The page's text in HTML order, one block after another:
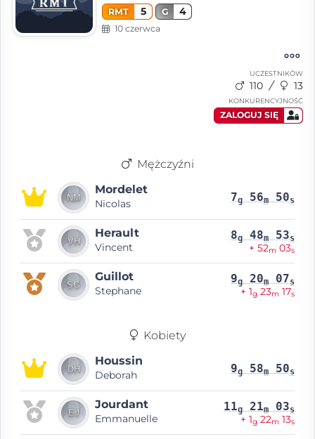
RMT 5 G 4
10 czerwca
UCZESTNIKÓW
110 13
KONKURENCYJNOŚĆ
ZALOGUJ SIĘ
Mężczyźni
Mordelet
Nicolas 7g 56m 50s
Herault
Vincent
8g 48m 53s
+ 52m 03s
Guillot
Stephane
9g 20m 07s
+ 1g 23m 17s
Kobiety
Houssin
Deborah 9g 58m 50s
Jourdant
Emmanuelle
11g 21m 03s
+ 1g 22m 13s